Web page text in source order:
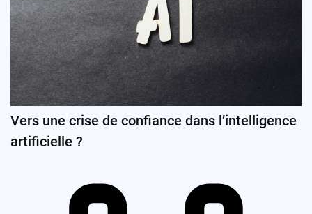
Vers une crise de confiance dans l’intelligence
artificielle ?